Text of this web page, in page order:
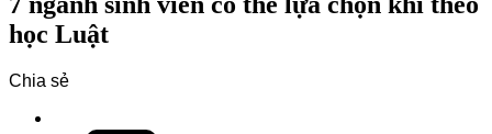
học Luật
Chia sẻ